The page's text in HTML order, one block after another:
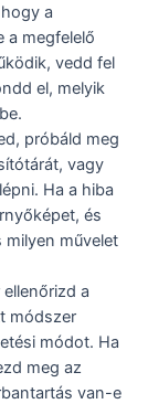
a
a megfelelő
vedd fel
el, melyik
próbáld meg
vagy
Ha a hiba
és
milyen művelet
a
módszer
módot. Ha
meg az
van-e